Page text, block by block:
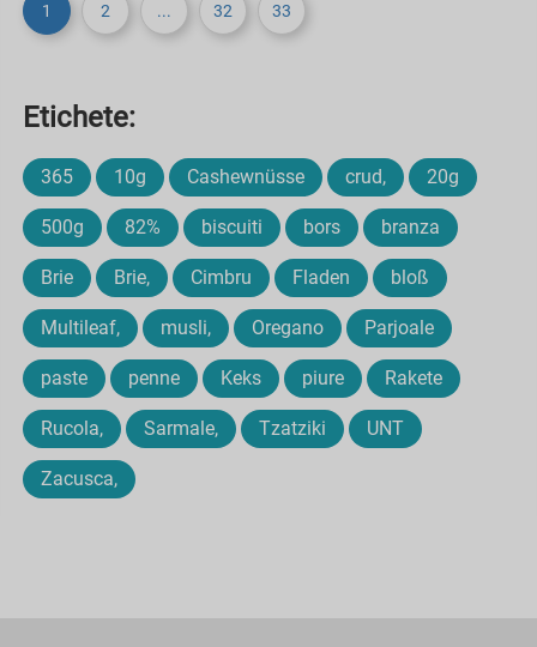
1 2 ... 32 33
Etichete:
365 10g Cashewnüsse crud, 20g
500g 82% biscuiti bors branza
Brie Brie, Cimbru Fladen bloß
Multileaf, musli, Oregano Parjoale
paste penne Keks piure Rakete
Rucola, Sarmale, Tzatziki UNT
Zacusca,